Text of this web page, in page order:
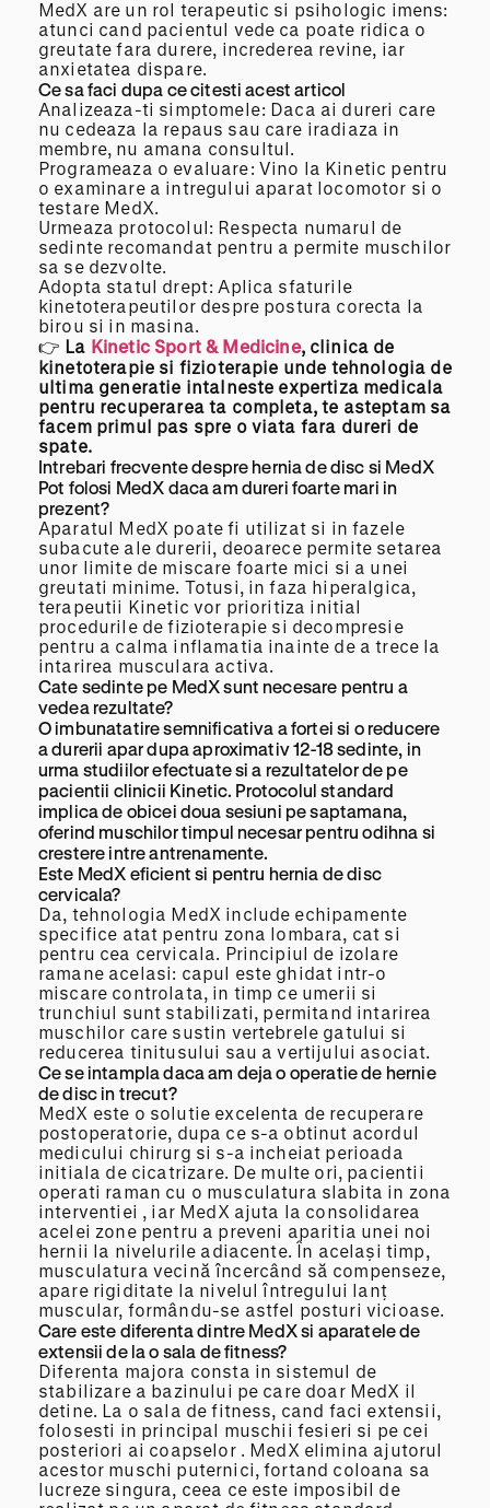
MedX are un rol terapeutic si psihologic imens:
atunci cand pacientul vede ca poate ridica o
greutate fara durere, increderea revine, iar
anxietatea dispare.
Ce sa faci dupa ce citesti acest articol
Analizeaza-ti simptomele: Daca ai dureri care
nu cedeaza la repaus sau care iradiaza in
membre, nu amana consultul.
Programeaza o evaluare: Vino la Kinetic pentru
o examinare a intregului aparat locomotor si o
testare MedX.
Urmeaza protocolul: Respecta numarul de
sedinte recomandat pentru a permite muschilor
sa se dezvolte.
Adopta statul drept: Aplica sfaturile
kinetoterapeutilor despre postura corecta la
birou si in masina.
👉 La Kinetic Sport & Medicine, clinica de
kinetoterapie si fizioterapie unde tehnologia de
ultima generatie intalneste expertiza medicala
pentru recuperarea ta completa, te asteptam sa
facem primul pas spre o viata fara dureri de
spate.
Intrebari frecvente despre hernia de disc si MedX
Pot folosi MedX daca am dureri foarte mari in
prezent?
Aparatul MedX poate fi utilizat si in fazele
subacute ale durerii, deoarece permite setarea
unor limite de miscare foarte mici si a unei
greutati minime. Totusi, in faza hiperalgica,
terapeutii Kinetic vor prioritiza initial
procedurile de fizioterapie si decompresie
pentru a calma inflamatia inainte de a trece la
intarirea musculara activa.
Cate sedinte pe MedX sunt necesare pentru a
vedea rezultate?
O imbunatatire semnificativa a fortei si o reducere
a durerii apar dupa aproximativ 12-18 sedinte, in
urma studiilor efectuate si a rezultatelor de pe
pacientii clinicii Kinetic. Protocolul standard
implica de obicei doua sesiuni pe saptamana,
oferind muschilor timpul necesar pentru odihna si
crestere intre antrenamente.
Este MedX eficient si pentru hernia de disc
cervicala?
Da, tehnologia MedX include echipamente
specifice atat pentru zona lombara, cat si
pentru cea cervicala. Principiul de izolare
ramane acelasi: capul este ghidat intr-o
miscare controlata, in timp ce umerii si
trunchiul sunt stabilizati, permitand intarirea
muschilor care sustin vertebrele gatului si
reducerea tinitusului sau a vertijului asociat.
Ce se intampla daca am deja o operatie de hernie
de disc in trecut?
MedX este o solutie excelenta de recuperare
postoperatorie, dupa ce s-a obtinut acordul
medicului chirurg si s-a incheiat perioada
initiala de cicatrizare. De multe ori, pacientii
operati raman cu o musculatura slabita in zona
interventiei , iar MedX ajuta la consolidarea
acelei zone pentru a preveni aparitia unei noi
hernii la nivelurile adiacente. În același timp,
musculatura vecină încercând să compenseze,
apare rigiditate la nivelul întregului lanț
muscular, formându-se astfel posturi vicioase.
Care este diferenta dintre MedX si aparatele de
extensii de la o sala de fitness?
Diferenta majora consta in sistemul de
stabilizare a bazinului pe care doar MedX il
detine. La o sala de fitness, cand faci extensii,
folosesti in principal muschii fesieri si pe cei
posteriori ai coapselor . MedX elimina ajutorul
acestor muschi puternici, fortand coloana sa
lucreze singura, ceea ce este imposibil de